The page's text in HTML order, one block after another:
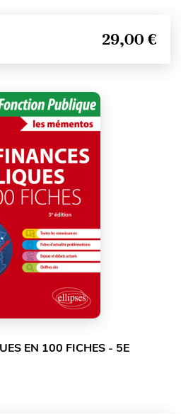
29,00 €
EN 100 FICHES - 5E